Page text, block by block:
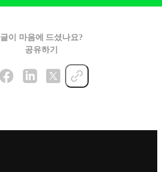
글이 마음에 드셨나요?
공유하기